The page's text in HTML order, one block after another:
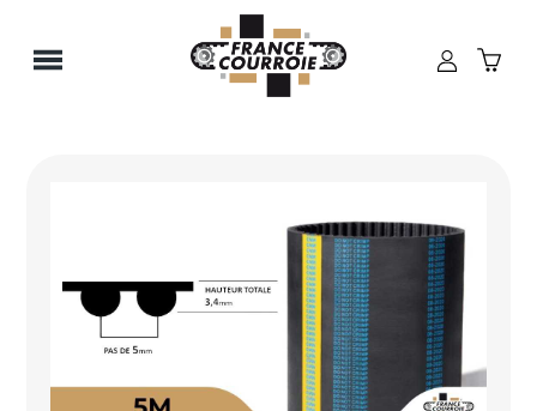
Panneau de gestion des cookies